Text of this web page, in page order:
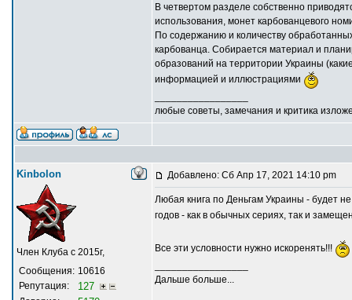
В четвертом разделе собственно
использования, монет карбованцевого
По содержанию и количеству
карбованца. Собирается материал и
образований на территории Украины
информацией и иллюстрациями
любые советы, замечания и критика
Kinbolon
Член Клуба с 2015г,
Сообщения: 10616
Репутация:
127
Добавлено: Сб Апр 17, 2021 14:10 pm
Любая книга по Деньгам Украины - будет
годов - как в обычных сериях, так и
Все эти условности нужно искоренять!!!
Дальше больше...